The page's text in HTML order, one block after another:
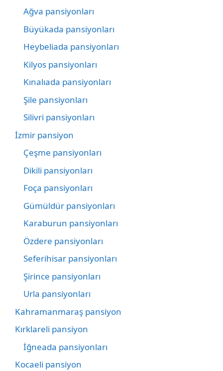
Ağva pansiyonları
Büyükada pansiyonları
Heybeliada pansiyonları
Kilyos pansiyonları
Kınalıada pansiyonları
Şile pansiyonları
Silivri pansiyonları
İzmir pansiyon
Çeşme pansiyonları
Dikili pansiyonları
Foça pansiyonları
Gümüldür pansiyonları
Karaburun pansiyonları
Özdere pansiyonları
Seferihisar pansiyonları
Şirince pansiyonları
Urla pansiyonları
Kahramanmaraş pansiyon
Kırklareli pansiyon
İğneada pansiyonları
Kocaeli pansiyon